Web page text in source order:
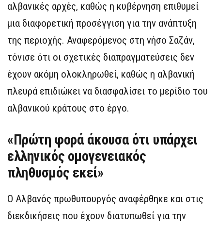
αλβανικές αρχές, καθώς η κυβέρνηση επιθυμεί
μια διαφορετική προσέγγιση για την ανάπτυξη
της περιοχής. Αναφερόμενος στη νήσο Σαζάν,
τόνισε ότι οι σχετικές διαπραγματεύσεις δεν
έχουν ακόμη ολοκληρωθεί, καθώς η αλβανική
πλευρά επιδιώκει να διασφαλίσει το μερίδιο του
αλβανικού κράτους στο έργο.
«Πρώτη φορά άκουσα ότι υπάρχει
ελληνικός ομογενειακός
πληθυσμός εκεί»
Ο Αλβανός πρωθυπουργός αναφέρθηκε και στις
διεκδικήσεις που έχουν διατυπωθεί για την